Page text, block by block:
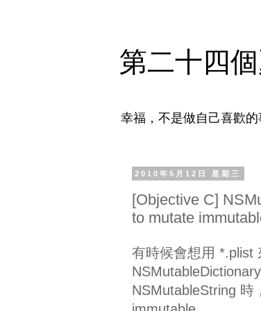
第二十四
幸福，不是做自己喜歡
2010年5月12日 星期三
[Objective C]
to mutate
有時候會想用 *.plist
NSMutableString